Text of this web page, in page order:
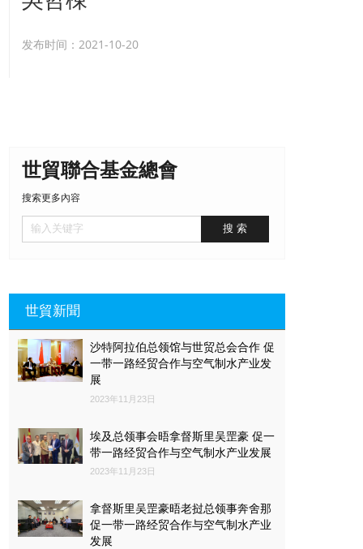
发布时间：2021-10-20
世貿聯合基金總會
搜索更多內容
世貿新聞
沙特阿拉伯总领馆与世贸总会合作 促
一带一路经贸合作与空气制水产业发
展
2023年11月23日
埃及总领事会晤拿督斯里吴罡豪 促一
带一路经贸合作与空气制水产业发展
2023年11月23日
拿督斯里吴罡豪晤老挝总领事奔舍那
促一带一路经贸合作与空气制水产业
发展